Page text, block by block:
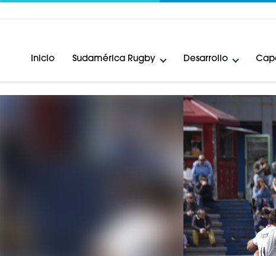
Inicio Sudamérica Rugby Desarrollo